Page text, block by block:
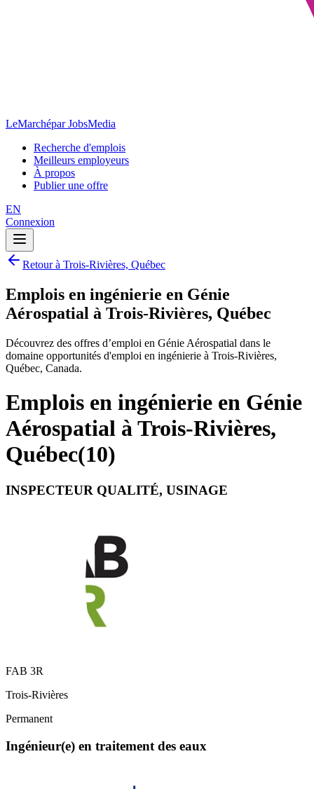
LeMarchépar JobsMedia
Recherche d'emplois
Meilleurs employeurs
À propos
Publier une offre
EN
Connexion
Retour à Trois-Rivières, Québec
Emplois en ingénierie en Génie
Aérospatial à Trois-Rivières, Québec
Découvrez des offres d’emploi en Génie Aérospatial dans le
domaine opportunités d'emploi en ingénierie à Trois-Rivières,
Québec, Canada.
Emplois en ingénierie en Génie
Aérospatial à Trois-Rivières,
Québec(10)
INSPECTEUR QUALITÉ, USINAGE
FAB 3R
Trois-Rivières
Permanent
Ingénieur(e) en traitement des eaux